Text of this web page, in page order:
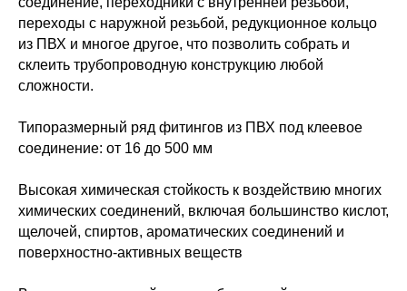
переходы с наружной резьбой, редукционное кольцо
из ПВХ и многое другое, что позволить собрать и
склеить трубопроводную конструкцию любой
сложности.
Типоразмерный ряд фитингов из ПВХ под клеевое
соединение: от 16 до 500 мм
Высокая химическая стойкость к воздействию многих
химических соединений, включая большинство кислот,
щелочей, спиртов, ароматических соединений и
поверхностно-активных веществ